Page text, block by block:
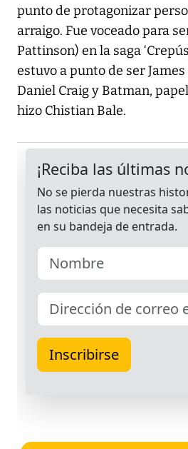
punto de protagonizar
arraigo. Fue voceado para
Pattinson) en la saga
estuvo a punto de ser
Daniel Craig y Batman,
hizo Chistian Bale.